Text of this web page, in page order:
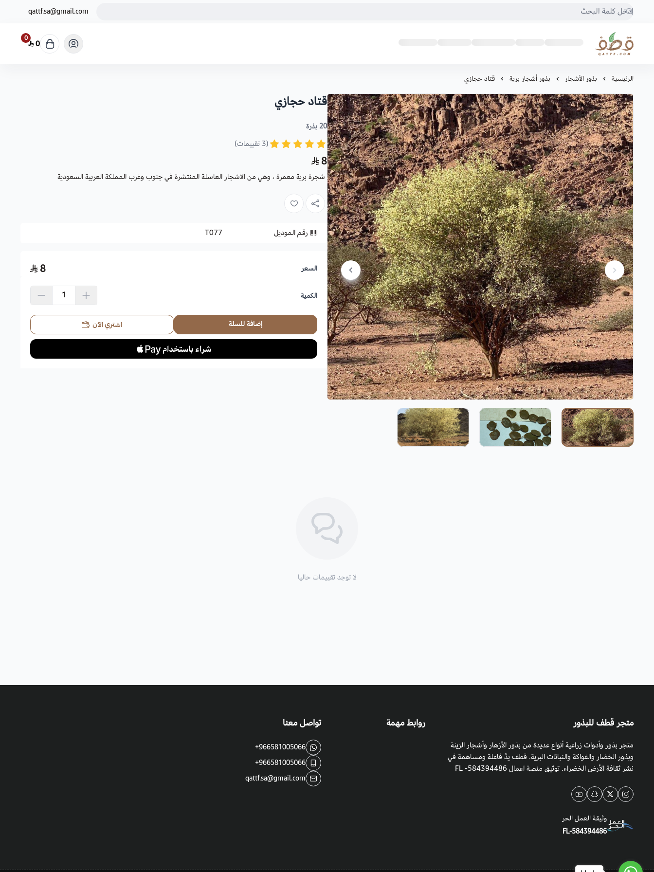
qattf.sa@gmail.com
متجر قطف للبذور
0
0
الرئيسية بذور الأشجار بذور أشجار برية قتاد حجازي
قتاد حجازي
20 بذرة
(3 تقييمات)
8
شجرة برية معمرة ، وهي من الاشجار العاسلة المنتشرة في جنوب وغرب المملكة العربية السعودية
رقم الموديل T077
السعر 8
الكمية
إضافة للسلة اشتري الآن
لا توجد تقييمات حاليا
متجر قطف للبذور
متجر بذور وأدوات زراعية أنواع عديدة من بذور الأزهار وأشجار الزينة
وبذور الخضار والفواكة والنباتات البرية. قطف يدٌ فاعلة ومساهمة في
نشر ثقافة الأرض الخضراء. توثيق منصة اعمال 584394486- FL
وثيقة العمل الحر
FL-584394486
روابط مهمة تواصل معنا
+966581005066
+966581005066
qattf.sa@gmail.com